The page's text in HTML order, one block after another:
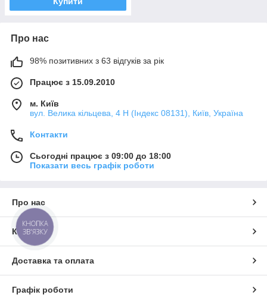
Про нас
98% позитивних з 63 відгуків за рік
Працює з 15.09.2010
м. Київ
вул. Велика кільцева, 4 Н (Індекс 08131), Київ, Україна
Контакти
Сьогодні працює з 09:00 до 18:00
Показати весь графік роботи
Про нас
Контакти
Доставка та оплата
Графік роботи
КНОПКА
ЗВ'ЯЗКУ